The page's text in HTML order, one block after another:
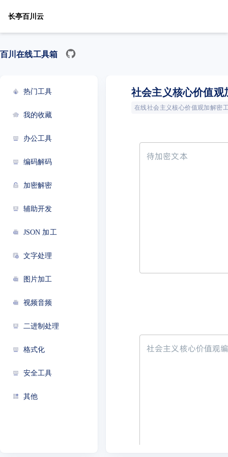
长亭百川云
百川在线工具箱
热门工具
我的收藏
办公工具
编码解码
加密解密
辅助开发
JSON 加工
文字处理
图片加工
视频音频
二进制处理
格式化
安全工具
其他
社会主义核心价值观
在线社会主义核心价值观加解密
待加密文本
社会主义核心价值观